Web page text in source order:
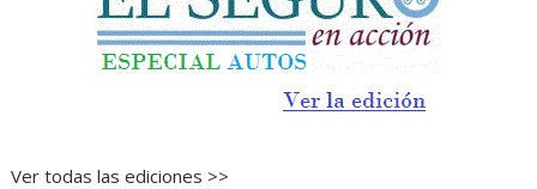
Ver todas las ediciones >>